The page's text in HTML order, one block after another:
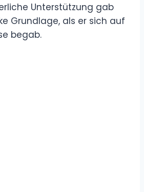
Unterstützung gab
Grundlage, als er sich auf
begab.